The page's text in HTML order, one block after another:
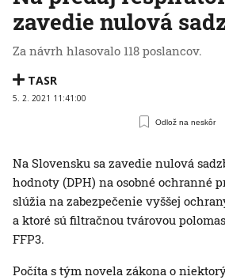
zavedie nulová
Za návrh hlasovalo 118 poslancov.
TASR
5. 2. 2021 11:41:00
Odlož na neskôr
Na Slovensku sa zavedie nulová
hodnoty (DPH) na osobné ochranné
slúžia na zabezpečenie vyššej
a ktoré sú filtračnou tvárovou
FFP3.
Počíta s tým novela zákona o